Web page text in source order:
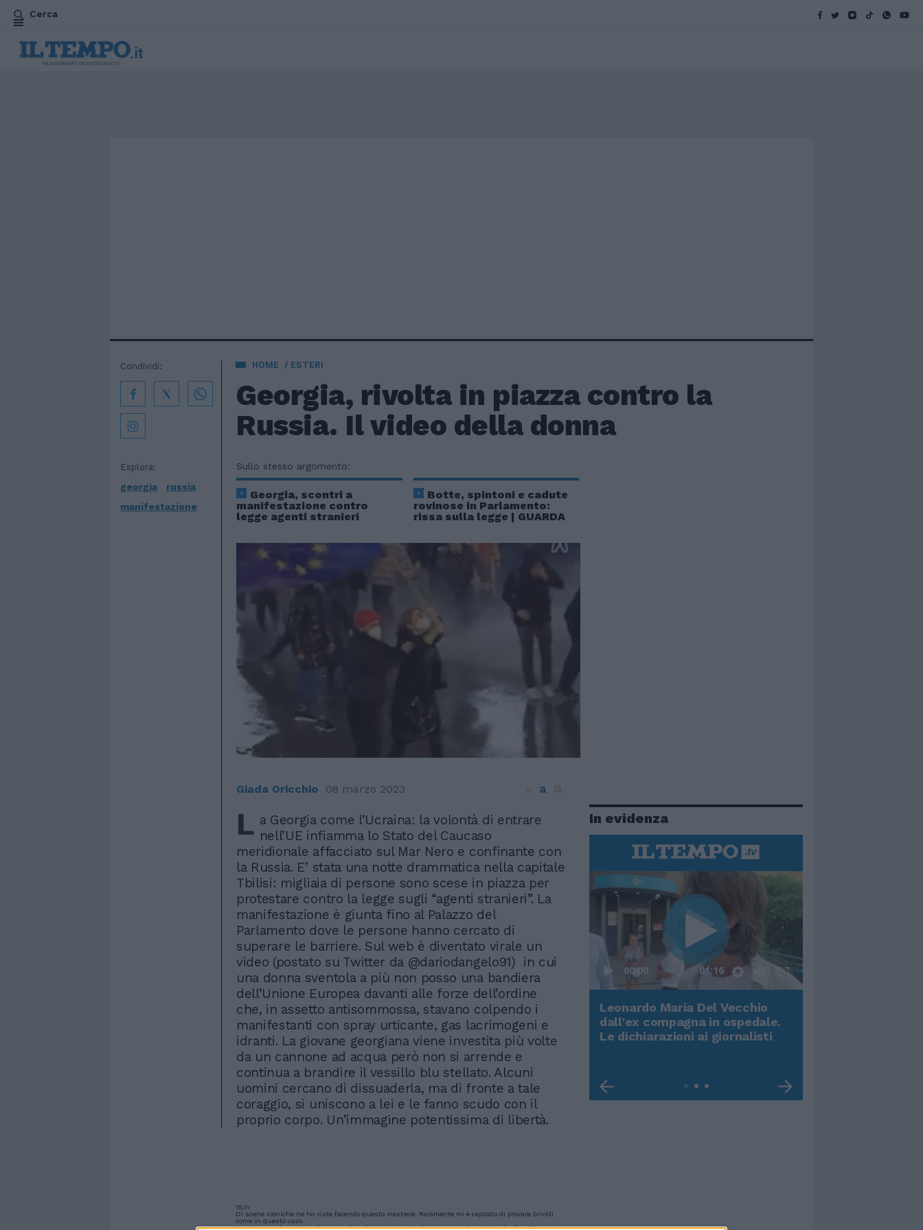
Cerca
HOME ESTERI
Georgia, rivolta in piazza contro la
Russia. Il video della donna
Esplora:
georgia
russia
manifestazione
Condividi:
Sullo stesso argomento:
Georgia, scontri a
manifestazione contro
legge agenti stranieri
Botte, spintoni e cadute
rovinose in Parlamento:
rissa sulla legge | GUARDA
Giada Oricchio 08 marzo 2023 a
L a Georgia come l’Ucraina: la volontà di entrare
nell’UE infiamma lo Stato del Caucaso
meridionale affacciato sul Mar Nero e confinante con
la Russia. E’ stata una notte drammatica nella capitale
Tbilisi: migliaia di persone sono scese in piazza per
protestare contro la legge sugli “agenti stranieri”. La
manifestazione è giunta fino al Palazzo del
Parlamento dove le persone hanno cercato di
superare le barriere. Sul web è diventato virale un
video (postato su Twitter da @dariodangelo91) in cui
una donna sventola a più non posso una bandiera
dell’Unione Europea davanti alle forze dell’ordine
che, in assetto antisommossa, stavano colpendo i
manifestanti con spray urticante, gas lacrimogeni e
idranti. La giovane georgiana viene investita più volte
da un cannone ad acqua però non si arrende e
continua a brandire il vessillo blu stellato. Alcuni
uomini cercano di dissuaderla, ma di fronte a tale
coraggio, si uniscono a lei e le fanno scudo con il
proprio corpo. Un’immagine potentissima di libertà.
15/n
Di scene iconiche ne ho viste facendo questo mestiere. Raramente mi è capitato di provare brividi
come in questo caso.
Una giovane donna brandisce una bandiera europea. La disperazione stampata sul volto. Attorno a
In evidenza
Rudy Giuliani a Come States?
Trump, Meloni e la strategia
americana
00:00 01:16
Leonardo Maria Del Vecchio
dall'ex compagna in ospedale.
Le dichiarazioni ai giornalisti